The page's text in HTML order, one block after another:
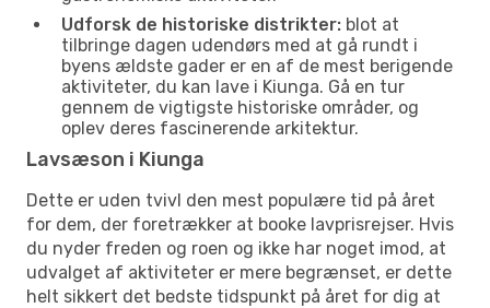
Udforsk de historiske distrikter: blot at
tilbringe dagen udendørs med at gå rundt i
byens ældste gader er en af de mest berigende
aktiviteter, du kan lave i Kiunga. Gå en tur
gennem de vigtigste historiske områder, og
oplev deres fascinerende arkitektur.
Lavsæson i Kiunga
Dette er uden tvivl den mest populære tid på året
for dem, der foretrækker at booke lavprisrejser. Hvis
du nyder freden og roen og ikke har noget imod, at
udvalget af aktiviteter er mere begrænset, er dette
helt sikkert det bedste tidspunkt på året for dig at